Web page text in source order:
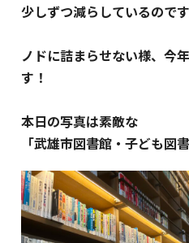
少しずつ減らしているので
ノドに詰まらせない様、今
す！
本日の写真は素敵な
「武雄市図書館・子ども図